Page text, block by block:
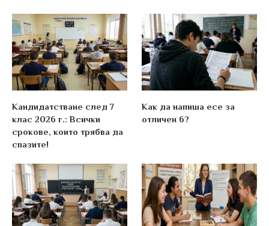
Кандидатстване след 7
клас 2026 г.: Всички
срокове, които трябва да
спазите!
Как да напиша есе за
отличен 6?